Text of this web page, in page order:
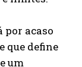
por acaso
que define
um